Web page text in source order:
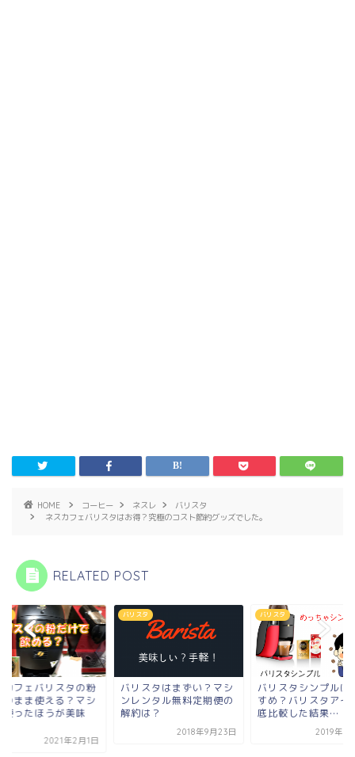
HOME コーヒー ネスレ
バリスタ
ネスカフェバリスタはお得？究極のコスト節約グッズでした。
RELATED POST
カフェバリスタの粉
のまま使える？マシ
使ったほうが美味
2021年2月1日
バリスタ
バリスタはまずい？マシ
ンレンタル無料定期便の
解約は？
2018年9月23日
バリスタ
バリスタシンプルは
すめ？バリスタアイ
底比較した結果…
2019年7